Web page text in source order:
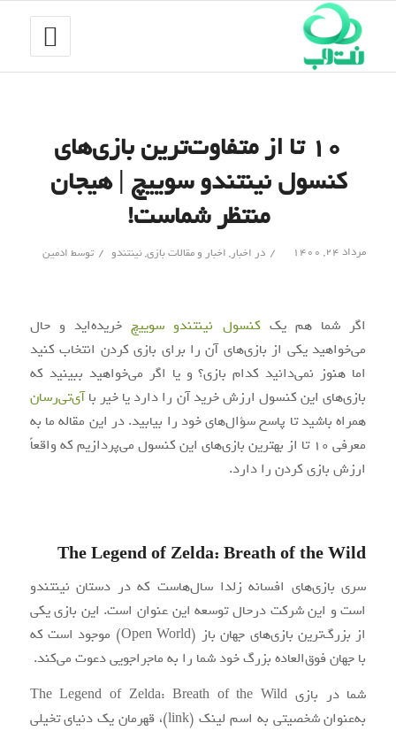
۱۰ تا از متفاوت‌ترین بازی‌های
کنسول نینتندو سوییچ | هیجان
منتظر شماست!
مرداد ۲۴, ۱۴۰۰ / در اخبار, اخبار و مقالات بازی,نینتندو / توسط ادمین
اگر شما هم یککنسول نینتندو سوییچخریده‌اید و حال
می‌خواهید یکی از بازی‌های آن را برای بازی کردن انتخاب کنید
اما هنوز نمی‌دانید کدام بازی؟ و یا اگر می‌خواهید ببینید که
بازی‌های این کنسول ارزش خرید آن را دارد یا خیر باآی‌تی‌رسان
همراه باشید تا پاسخ سؤال‌های خود را بیابید. در این مقاله ما به
معرفی ۱۰ تا از بهترین بازی‌های این کنسول می‌پردازیم که واقعاً
ارزش بازی کردن را دارد.
The Legend of Zelda: Breath of the Wild
سری بازی‌های افسانه زلدا سال‌هاست که در دستان نینتندو
است و این شرکت درحال‌ توسعه این عنوان است. این بازی یکی
از بزرگ‌ترین بازی‌های جهان باز (Open World) موجود است که
با جهان فوق‌العاده بزرگ خود شما را به ماجراجویی دعوت می‌کند.
شما در بازی The Legend of Zelda: Breath of the Wild
به‌عنوان شخصیتی به اسم لینک (link)، قهرمان یک دنیای تخیلی